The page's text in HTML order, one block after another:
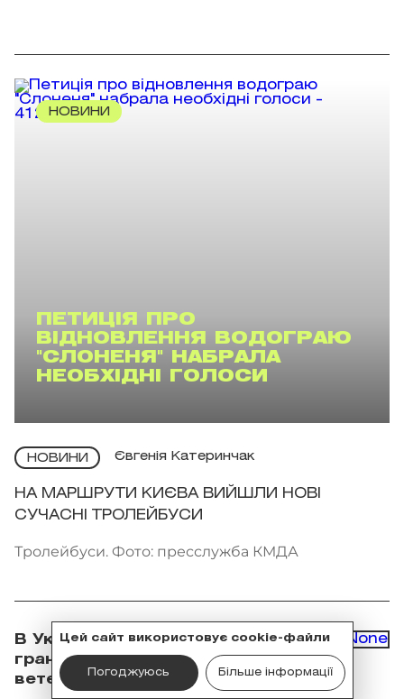
НОВИНИ
ПЕТИЦІЯ ПРО
ВІДНОВЛЕННЯ ВОДОГРАЮ
"СЛОНЕНЯ" НАБРАЛА
НЕОБХІДНІ ГОЛОСИ
НОВИНИ Євгенія Катеринчак
НА МАРШРУТИ КИЄВА ВИЙШЛИ НОВІ
СУЧАСНІ ТРОЛЕЙБУСИ
Тролейбуси. Фото: пресслужба КМДА
В Україні запустили нову
грантову програму для
ветеранів
Цей сайт використовує cookie-файли
Погоджуюсь Більше інформації